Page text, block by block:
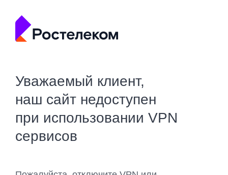
Уважаемый клиент,
наш сайт недоступен
при использовании VPN
сервисов